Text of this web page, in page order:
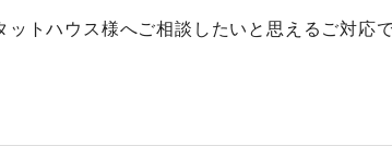
トハウス様へご相談したいと思えるご対応で